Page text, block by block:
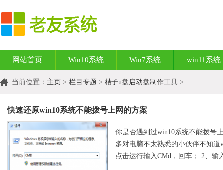
网站首页 Win10系统 Win7系统 win11系统
当前位置： 主页 > 栏目专题 > 桔子u盘启动盘制作工具 >
快速还原win10系统不能拨号上网的方案
你是否遇到过win10系统不能拨号
多对电脑不太熟悉的小伙伴不知
点击运行输入CMd，回车； 2、输